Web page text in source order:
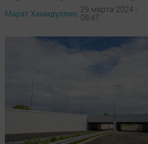
Марат Хамидуллин, 29 марта 2024 -
08:47